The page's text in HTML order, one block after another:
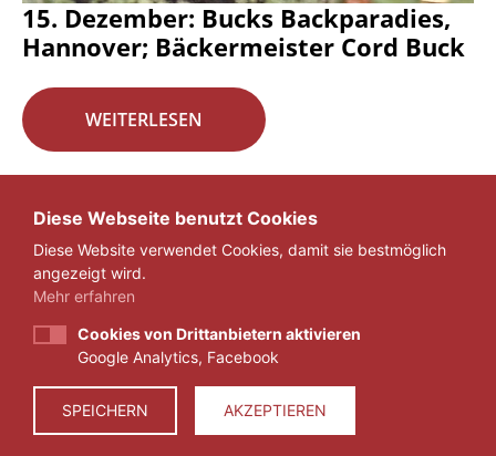
15. Dezember: Bucks Backparadies,
Hannover; Bäckermeister Cord Buck
WEITERLESEN
« 1 ... 15 16 17 ... 29 »
IMPRESSUM
DATENSCHUTZ
© 2026 ZEIT FÜR VERANTWORTUNG E.V.
Diese Webseite benutzt Cookies
Diese Website verwendet Cookies, damit sie bestmöglich
angezeigt wird.
Mehr erfahren
Cookies von Drittanbietern aktivieren
Google Analytics, Facebook
SPEICHERN AKZEPTIEREN